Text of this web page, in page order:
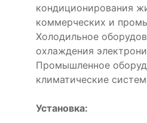
кондиционирования
коммерческих и
Холодильное
охлаждения
Промышленное
климатические
Установка: